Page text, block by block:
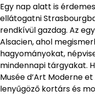
Egy nap alatt is
ellátogatni
rendkívül gazdag. Az
Alsacien, ahol
hagyományokat,
mindennapi tárgyakat.
Musée d’Art Moderne
lenyűgöző kortárs és